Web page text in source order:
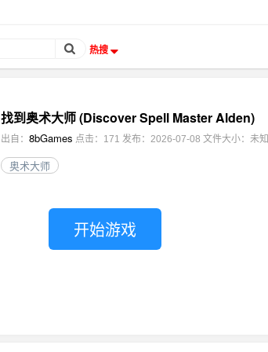
热搜
找到奥术大师 (Discover Spell Master Alden)
出自： 8bGames 点击：171 发布：2026-07-08 文件大小：未知
奥术大师
开始游戏